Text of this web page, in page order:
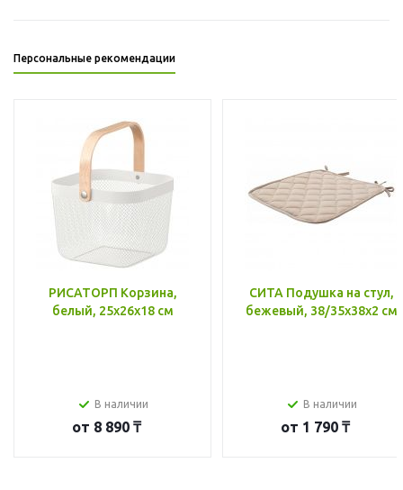
Персональные рекомендации
РИСАТОРП Корзина,
белый, 25x26x18 см
В наличии
от 8 890 ₸
СИТА Подушка на стул,
бежевый, 38/35x38x2 см
В наличии
от 1 790 ₸